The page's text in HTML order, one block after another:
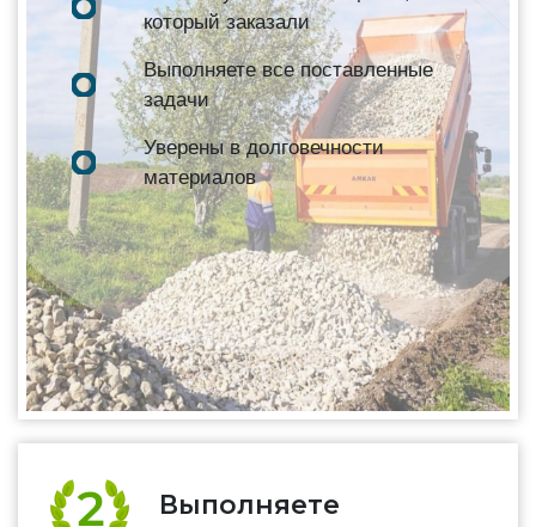
который заказали
Выполняете все поставленные
задачи
Уверены в долговечности
материалов
Выполняете